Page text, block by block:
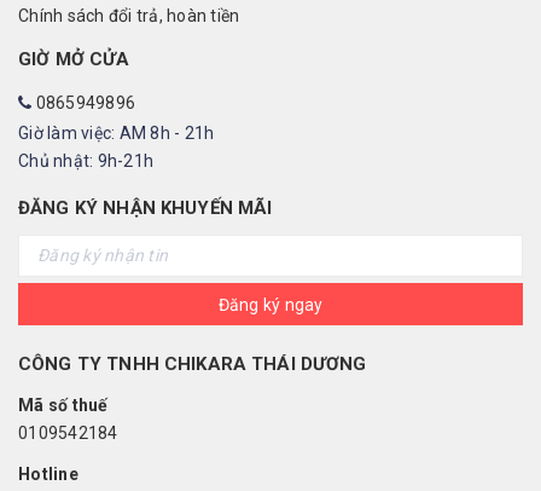
Chính sách đổi trả, hoàn tiền
GIỜ MỞ CỬA
0865949896
Giờ làm việc: AM 8h - 21h
Chủ nhật: 9h-21h
ĐĂNG KÝ NHẬN KHUYẾN MÃI
Đăng ký ngay
CÔNG TY TNHH CHIKARA THÁI DƯƠNG
Mã số thuế
0109542184
Hotline